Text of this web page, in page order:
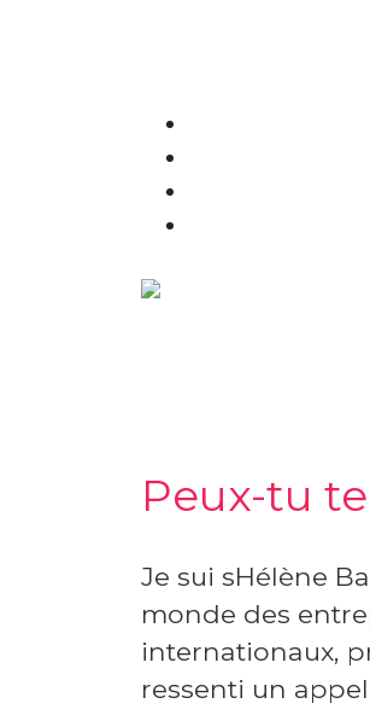
Peux-tu
Je sui sHélène
monde des
internationaux,
ressenti un